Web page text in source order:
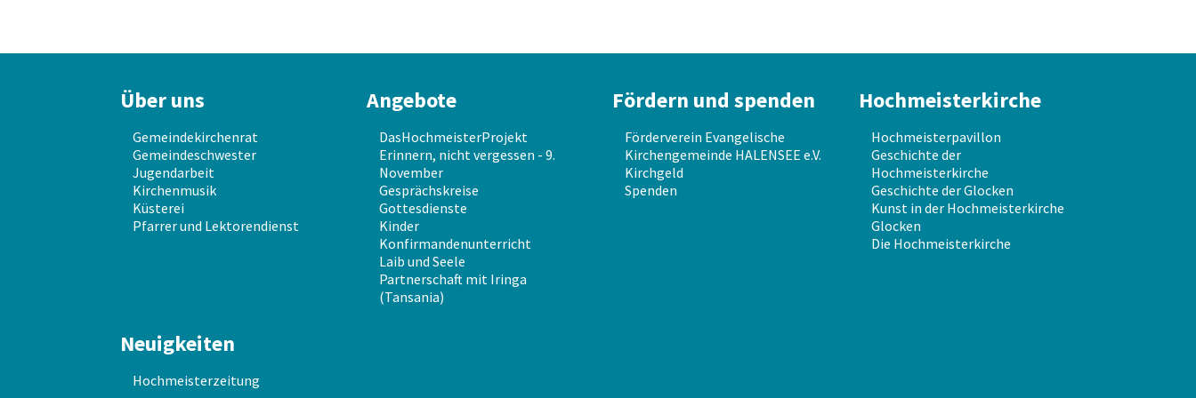
Über uns
Gemeindekirchenrat
Gemeindeschwester
Jugendarbeit
Kirchenmusik
Küsterei
Pfarrer und Lektorendienst
Angebote
DasHochmeisterProjekt
Erinnern, nicht vergessen - 9.
November
Gesprächskreise
Gottesdienste
Kinder
Konfirmandenunterricht
Laib und Seele
Partnerschaft mit Iringa
(Tansania)
Fördern und spenden
Förderverein Evangelische
Kirchengemeinde HALENSEE e.V.
Kirchgeld
Spenden
Hochmeisterkirche
Hochmeisterpavillon
Geschichte der
Hochmeisterkirche
Geschichte der Glocken
Kunst in der Hochmeisterkirche
Glocken
Die Hochmeisterkirche
Neuigkeiten
Hochmeisterzeitung